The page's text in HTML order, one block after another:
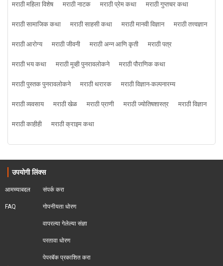
मराठी महिला विशेष
मराठी नाटक मराठी प्रेम कथा
मराठी गुप्तचर कथा
मराठी सामाजिक कथा
मराठी साहसी कथा मराठी मानवी विज्ञान
मराठी तत्त्वज्ञान
मराठी आरोग्य
मराठी जीवनी मराठी अन्न आणि कृती
मराठी पत्र
मराठी भय कथा
मराठी मूव्ही पुनरावलोकने
मराठी पौराणिक कथा
मराठी पुस्तक पुनरावलोकने
मराठी थरारक
मराठी विज्ञान-कल्पनारम्य
मराठी व्यवसाय
मराठी खेळ मराठी प्राणी मराठी ज्योतिषशास्त्र
मराठी विज्ञान
मराठी काहीही
मराठी क्राइम कथा
उपयोगी लिंक्स
आमच्याबद्दल
FAQ
संपर्क करा
गोपनीयता धोरण
वापरल्या गेलेल्या संज्ञा
परतावा धोरण
पेपरबॅक प्रकाशित करा